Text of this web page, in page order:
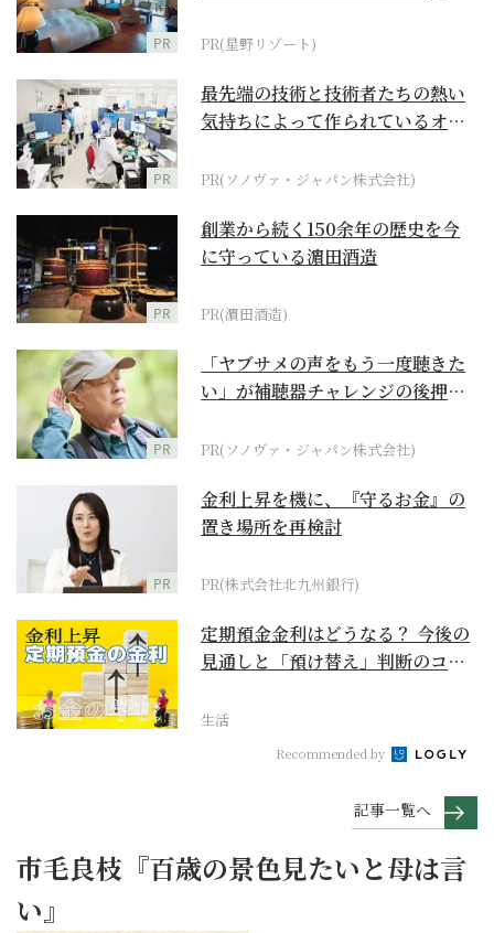
PR PR(星野リゾート)
PR
最先端の技術と技術者たちの熱い
気持ちによって作られているオー
PR(ソノヴァ・ジャパン株式会社)
PR
創業から続く150余年の歴史を今
に守っている濵田酒造
PR(濵田酒造)
PR
「ヤブサメの声をもう一度聴きた
い」が補聴器チャレンジの後押し
PR(ソノヴァ・ジャパン株式会社)
PR
金利上昇を機に、『守るお金』の
置き場所を再検討
PR(株式会社北九州銀行)
定期預金金利はどうなる？ 今後の
見通しと「預け替え」判断のコツ
生活
Recommended by
記事一覧へ
市毛良枝『百歳の景色見たいと母は言
い』